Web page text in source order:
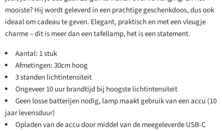
mooiste? Hij wordt geleverd in een prachtige geschenkdoos, dus ook
ideaal om cadeau te geven. Elegant, praktisch en met een vleugje
charme – dit is meer dan een tafellamp, het is een statement.
Aantal: 1 stuk
Afmetingen: 30cm hoog
3 standen lichtintensiteit
Ongeveer 10 uur brandtijd bij hoogste lichtintensiteit
Geen losse batterijen nodig, lamp maakt gebruik van een accu (10
jaar levensduur)
Opladen van de accu door middel van de meegeleverde USB-C